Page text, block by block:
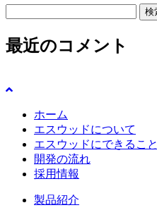
最近のコメント
ホーム
エスウッドについて
エスウッドにできること
開発の流れ
採用情報
製品紹介